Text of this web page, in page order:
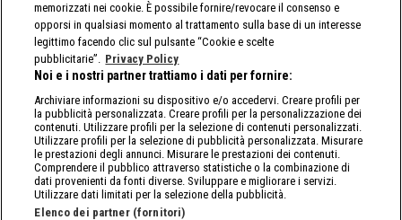
memorizzati nei cookie. È possibile fornire/revocare il consenso e
opporsi in qualsiasi momento al trattamento sulla base di un interesse
legittimo facendo clic sul pulsante “Cookie e scelte
pubblicitarie”. Privacy Policy
Noi e i nostri partner trattiamo i dati per fornire:
Archiviare informazioni su dispositivo e/o accedervi. Creare profili per
la pubblicità personalizzata. Creare profili per la personalizzazione dei
contenuti. Utilizzare profili per la selezione di contenuti personalizzati.
Utilizzare profili per la selezione di pubblicità personalizzata. Misurare
le prestazioni degli annunci. Misurare le prestazioni dei contenuti.
Comprendere il pubblico attraverso statistiche o la combinazione di
dati provenienti da fonti diverse. Sviluppare e migliorare i servizi.
Utilizzare dati limitati per la selezione della pubblicità.
Elenco dei partner (fornitori)